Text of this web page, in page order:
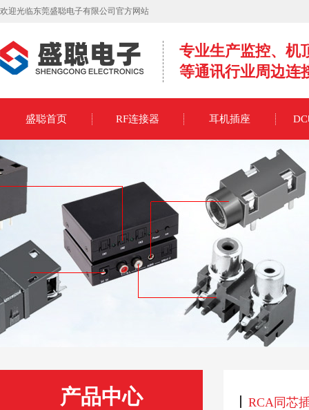
欢迎光临东莞盛聪电子有限公司官方网站
专业生产监控、机
等通讯行业周边连
盛聪首页 RF连接器 耳机插座
产品中心 RCA同芯